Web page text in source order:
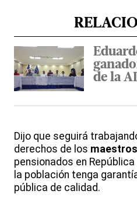
de la
Dijo que seguirá
derechos de los maestros
pensionados en
la población tenga
pública de calidad.